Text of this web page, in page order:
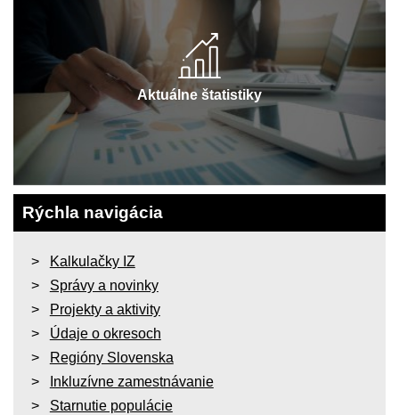
Aktuálne štatistiky
Rýchla navigácia
Kalkulačky IZ
Správy a novinky
Projekty a aktivity
Údaje o okresoch
Regióny Slovenska
Inkluzívne zamestnávanie
Starnutie populácie